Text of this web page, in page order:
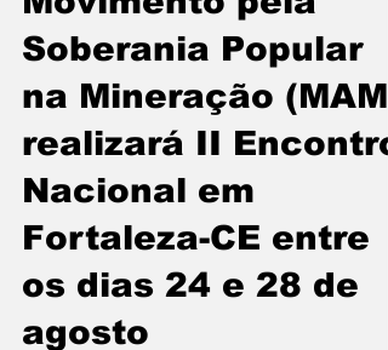
Movimento pela
Soberania Popular
na Mineração (MAM)
realizará II Encontro
Nacional em
Fortaleza-CE entre
os dias 24 e 28 de